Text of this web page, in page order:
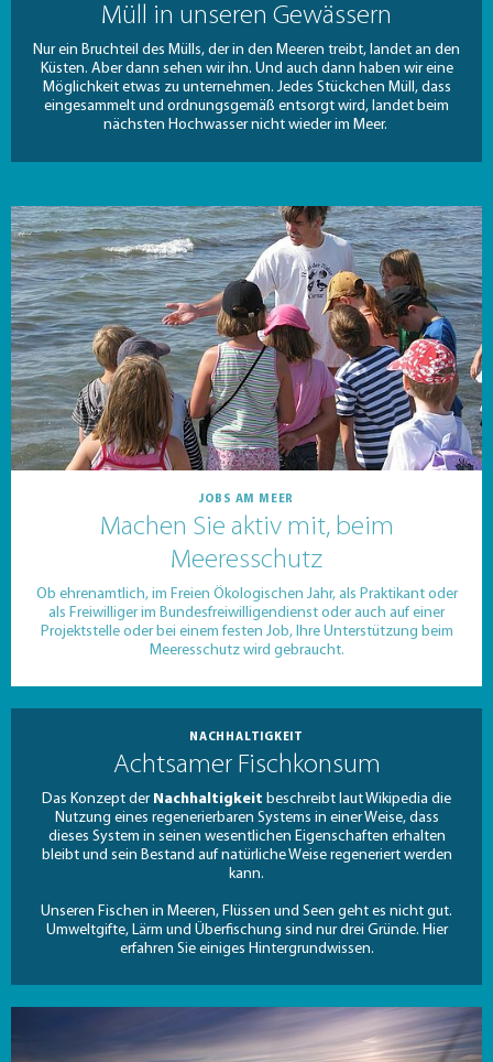
Müll in unseren Gewässern
Nur ein Bruchteil des Mülls, der in den Meeren treibt, landet an den
Küsten. Aber dann sehen wir ihn. Und auch dann haben wir eine
Möglichkeit etwas zu unternehmen. Jedes Stückchen Müll, dass
eingesammelt und ordnungsgemäß entsorgt wird, landet beim
nächsten Hochwasser nicht wieder im Meer.
JOBS AM MEER
Machen Sie aktiv mit, beim
Meeresschutz
Ob ehrenamtlich, im Freien Ökologischen Jahr, als Praktikant oder
als Freiwilliger im Bundesfreiwilligendienst oder auch auf einer
Projektstelle oder bei einem festen Job, Ihre Unterstützung beim
Meeresschutz wird gebraucht.
NACHHALTIGKEIT
Achtsamer Fischkonsum
Das Konzept der Nachhaltigkeit beschreibt laut Wikipedia die
Nutzung eines regenerierbaren Systems in einer Weise, dass
dieses System in seinen wesentlichen Eigenschaften erhalten
bleibt und sein Bestand auf natürliche Weise regeneriert werden
kann.
Unseren Fischen in Meeren, Flüssen und Seen geht es nicht gut.
Umweltgifte, Lärm und Überfischung sind nur drei Gründe. Hier
erfahren Sie einiges Hintergrundwissen.